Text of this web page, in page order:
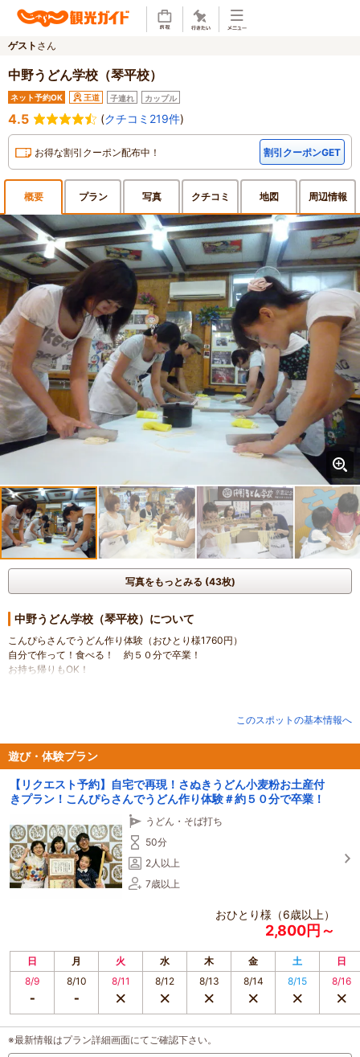
ゲスト さん
中野うどん学校（琴平校）
ネット予約OK 王道 子連れ カップル
4.5 (クチコミ219件)
お得な割引クーポン配布中！ 割引クーポンGET
概要 プラン 写真 クチコミ 地図 周辺情報
写真をもっとみる (43枚)
中野うどん学校（琴平校）について
こんぴらさんでうどん作り体験（おひとり様1760円）
自分で作って！食べる！ 約５０分で卒業！
お持ち帰りもOK！
このスポットの基本情報へ
遊び・体験プラン
【リクエスト予約】自宅で再現！さぬきうどん小麦粉お土産付
きプラン！こんぴらさんでうどん作り体験＃約５０分で卒業！
うどん・そば打ち
50分
2人以上
7歳以上
おひとり様（6歳以上）
2,800円～
日 月 火 水 木 金 土
日
8/9
8/10 8/11 8/12 8/13 8/14 8/15 8/16
※最新情報はプラン詳細画面にてご確認下さい。